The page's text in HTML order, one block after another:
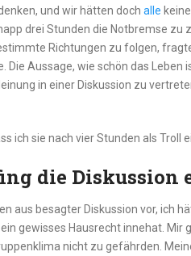
und wir hätten doch alle
drei Stunden die Notbremse
Richtungen zu folgen,
Die Aussage, wie schön das
in einer Diskussion zu
ich sie nach vier Stunden als Troll
die Diskussion
aus besagter Diskussion vor, ich
gewisses Hausrecht innehat.
nicht zu gefährden.